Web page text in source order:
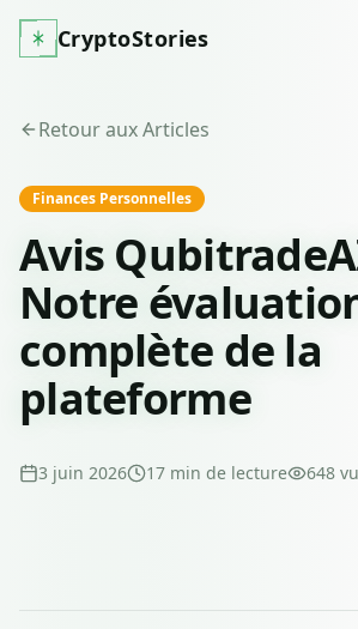
CryptoStories
Retour aux Articles
Finances Personnelles
Avis
Notre
complète de la
plateforme
3 juin 2026 17 min de lecture 648